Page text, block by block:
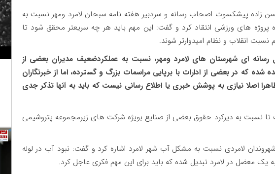
زاده پیشکسوت اصحاب رسانه و سردبیر هفته نامه سبحان لامرد ومهر نسبت به
پروژه های ورزشی انتقاد کرد و گفت: این مهم باید هر چه سریعتر محقق شود تا
نسبت انقلاب و نظام امیدوارتر شوند.
رسانه ای شهرستان های لامرد ومهر، نسبت به عملکردضعیف مدیران بعضی از
که در بعضی از ادارات با برپایی مراسمات بزرگ و گسترده، اما از خبرنگاران
نیازی به پوشش خبری یا اطلاع رسانی نیست که باید به آنها تذکر جدی
تا نسبت به دیرکرد حقوق بعضی از صنایع بویژه شرکت های زیرمجموعه پتروشیمی
لامردی نسبت به مشکل آب شهر لامرد اشاره کرد و گفت: نبود آب در لوله
معضل در لامرد تبدیل شده که باید برای این مهم فکری عاجل کرد.